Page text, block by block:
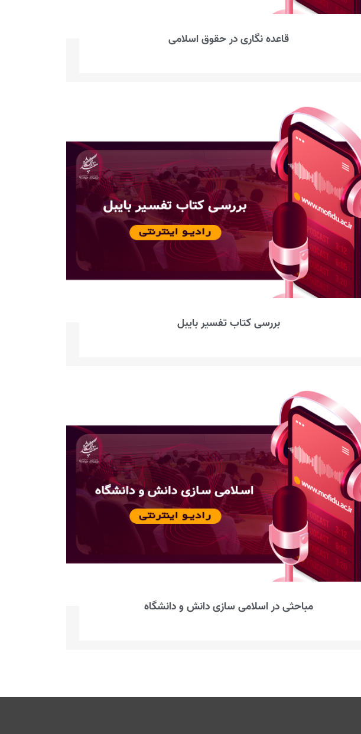
قاعده‌ نگاری در حقوق اسلامی
بررسی کتاب تفسیر بایبل
مباحثی در اسلامی سازی دانش و دانشگاه